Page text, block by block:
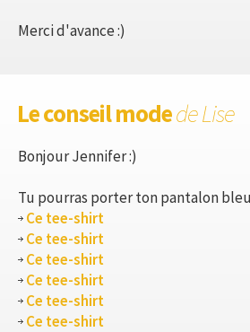
Merci d'avance :)
Le conseil modede Lise
Bonjour Jennifer :)
Tu pourras porter ton pantalon bleu
Ce tee-shirt
Ce tee-shirt
Ce tee-shirt
Ce tee-shirt
Ce tee-shirt
Ce tee-shirt